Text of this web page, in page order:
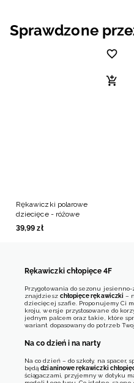
Sprawdzone
Rękawiczki polarowe
dziecięce - różowe
39,99 zł
Rękawiczki chłopięce 4F
Przygotowania do sezonu
znajdziesz chłopięce rękawiczki –
dziecięcej szafie. Proponujemy Ci
kroju, wersje przystosowane do
jednym palcem oraz takie, które
wariant dopasowany do potrzeb
Na co dzień i na narty
Na co dzień – do szkoły, na
będądzianinowe rękawiczki
ściągaczami, przyjemny w dotyku